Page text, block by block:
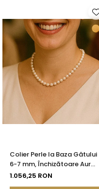
Colier Perle la Baza Gâtului
6-7 mm, Închizătoare Aur
14K | KASKADDA®
1.056,25 RON